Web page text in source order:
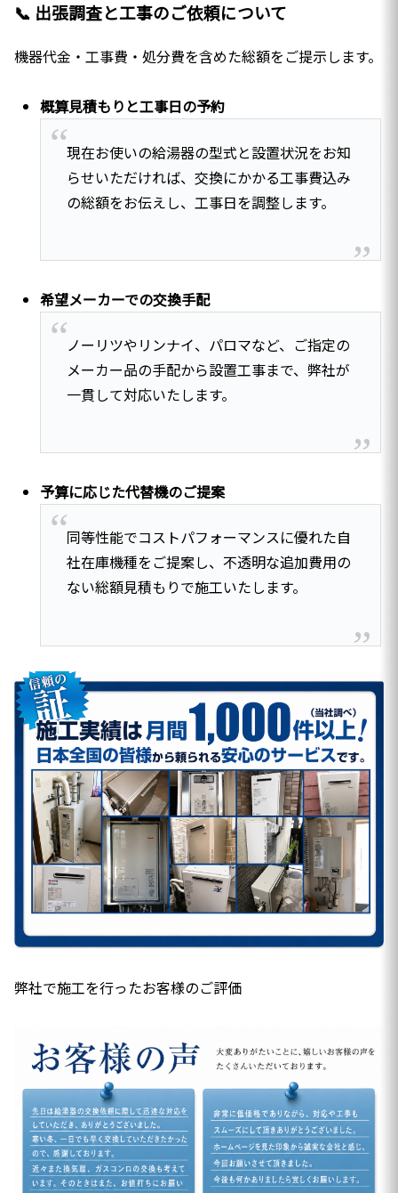
📞 出張調査と工事のご依頼について
機器代金・工事費・処分費を含めた総額をご提示します。
概算見積もりと工事日の予約
現在お使いの給湯器の型式と設置状況をお知
らせいただければ、交換にかかる工事費込み
の総額をお伝えし、工事日を調整します。
希望メーカーでの交換手配
ノーリツやリンナイ、パロマなど、ご指定の
メーカー品の手配から設置工事まで、弊社が
一貫して対応いたします。
予算に応じた代替機のご提案
同等性能でコストパフォーマンスに優れた自
社在庫機種をご提案し、不透明な追加費用の
ない総額見積もりで施工いたします。
弊社で施工を行ったお客様のご評価